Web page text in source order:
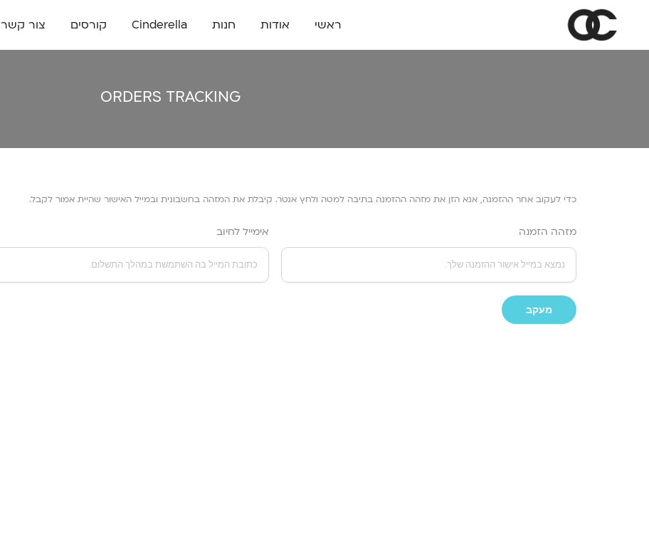
ראשי אודות חנות Cinderella קורסים צור קשר
ORDERS TRACKING
כדי לעקוב אחר ההזמנה, אנא הזן את מזהה ההזמנה בתיבה למטה ולחץ אנטר. קיבלת את המזהה בחשבונית ובמייל האישור שהיית אמור לקבל.
מזהה הזמנה אימייל לחיוב
מעקב